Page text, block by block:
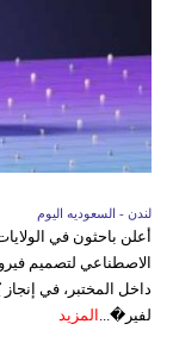
لندن - السعوديه اليوم
أعلن باحثون في
الاصطناعي لتصميم
داخل المختبر، في
لفير�... المزيد